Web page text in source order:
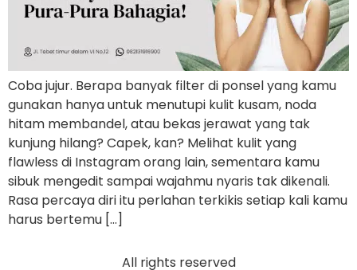
Coba jujur. Berapa banyak filter di ponsel yang kamu
gunakan hanya untuk menutupi kulit kusam, noda
hitam membandel, atau bekas jerawat yang tak
kunjung hilang? Capek, kan? Melihat kulit yang
flawless di Instagram orang lain, sementara kamu
sibuk mengedit sampai wajahmu nyaris tak dikenali.
Rasa percaya diri itu perlahan terkikis setiap kali kamu
harus bertemu […]
All rights reserved